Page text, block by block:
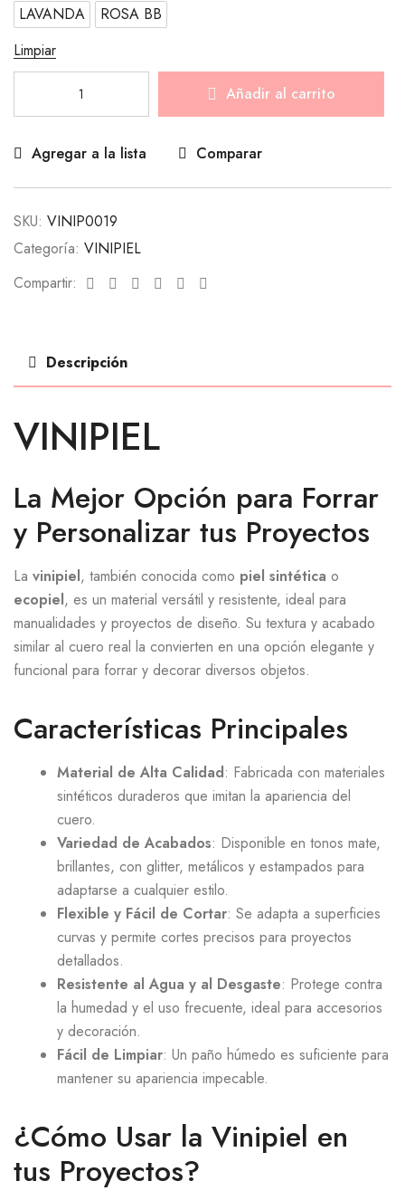
LAVANDA
ROSA BB
Limpiar
Añadir al carrito
Agregar a la lista Comparar
SKU: VINIP0019
Categoría: VINIPIEL
Compartir:
Facebook
TwitterLinkedinGoogle+Pinterest
Descripción
VINIPIEL
La Mejor Opción para Forrar
y Personalizar tus Proyectos
La vinipiel, también conocida como piel sintética o
ecopiel, es un material versátil y resistente, ideal para
manualidades y proyectos de diseño. Su textura y acabado
similar al cuero real la convierten en una opción elegante y
funcional para forrar y decorar diversos objetos.
Características Principales
Material de Alta Calidad: Fabricada con materiales
sintéticos duraderos que imitan la apariencia del
cuero.
Variedad de Acabados: Disponible en tonos mate,
brillantes, con glitter, metálicos y estampados para
adaptarse a cualquier estilo.
Flexible y Fácil de Cortar: Se adapta a superficies
curvas y permite cortes precisos para proyectos
detallados.
Resistente al Agua y al Desgaste: Protege contra
la humedad y el uso frecuente, ideal para accesorios
y decoración.
Fácil de Limpiar: Un paño húmedo es suficiente para
mantener su apariencia impecable.
¿Cómo Usar la Vinipiel en
tus Proyectos?